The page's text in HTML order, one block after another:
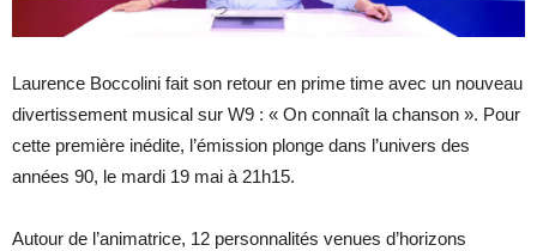
Laurence Boccolini fait son retour en prime time avec un nouveau
divertissement musical sur W9 : « On connaît la chanson ». Pour
cette première inédite, l’émission plonge dans l’univers des
années 90, le mardi 19 mai à 21h15.
Autour de l’animatrice, 12 personnalités venues d’horizons